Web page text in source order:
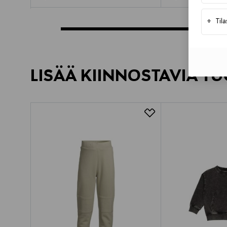
+
LISÄÄ KIINNOSTAVIA